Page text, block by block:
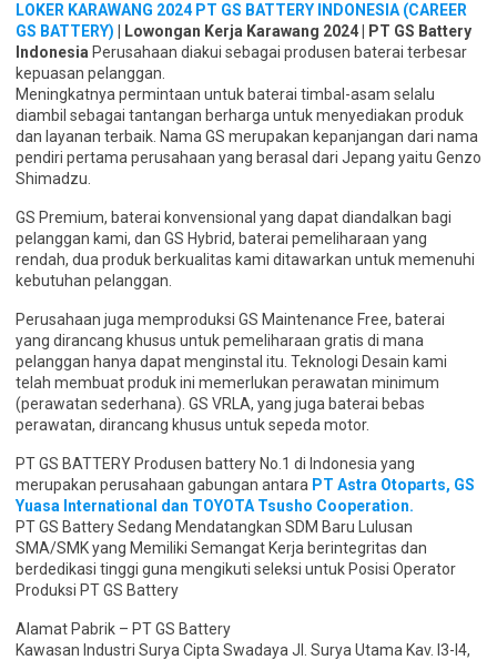
LOKER KARAWANG 2024 PT GS BATTERY INDONESIA (CAREER
GS BATTERY) | Lowongan Kerja Karawang 2024 | PT GS Battery
Indonesia Perusahaan diakui sebagai produsen baterai terbesar
kepuasan pelanggan.
Meningkatnya permintaan untuk baterai timbal-asam selalu
diambil sebagai tantangan berharga untuk menyediakan produk
dan layanan terbaik. Nama GS merupakan kepanjangan dari nama
pendiri pertama perusahaan yang berasal dari Jepang yaitu Genzo
Shimadzu.
GS Premium, baterai konvensional yang dapat diandalkan bagi
pelanggan kami, dan GS Hybrid, baterai pemeliharaan yang
rendah, dua produk berkualitas kami ditawarkan untuk memenuhi
kebutuhan pelanggan.
Perusahaan juga memproduksi GS Maintenance Free, baterai
yang dirancang khusus untuk pemeliharaan gratis di mana
pelanggan hanya dapat menginstal itu. Teknologi Desain kami
telah membuat produk ini memerlukan perawatan minimum
(perawatan sederhana). GS VRLA, yang juga baterai bebas
perawatan, dirancang khusus untuk sepeda motor.
PT GS BATTERY Produsen battery No.1 di Indonesia yang
merupakan perusahaan gabungan antara PT Astra Otoparts, GS
Yuasa International dan TOYOTA Tsusho Cooperation.
PT GS Battery Sedang Mendatangkan SDM Baru Lulusan
SMA/SMK yang Memiliki Semangat Kerja berintegritas dan
berdedikasi tinggi guna mengikuti seleksi untuk Posisi Operator
Produksi PT GS Battery
Alamat Pabrik – PT GS Battery
Kawasan Industri Surya Cipta Swadaya Jl. Surya Utama Kav. I3-I4,